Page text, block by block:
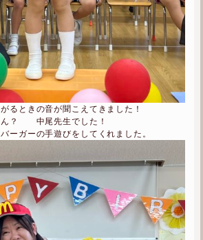
るときの音が聞こえてきました！
ん？ 中尾先生でした！
ーガーの手遊びをしてくれました。